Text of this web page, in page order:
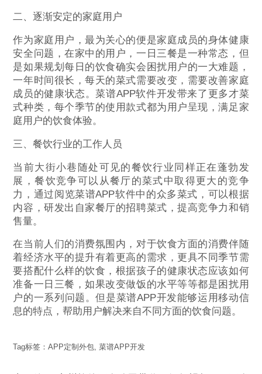
二、逐渐安定的家庭用户
作为家庭用户，最为关心的便是家庭成员的身体健康
安全问题，在家中的用户，一日三餐是一种常态，但
是如果规划每日的饮食确实会困扰用户的一大难题，
一年时间很长，每天的菜式需要改变，需要改善家庭
成员的健康状态。菜谱APP软件开发带来了更多才菜
式种类，每个季节的使用款式都为用户呈现，满足家
庭用户的饮食体验。
三、餐饮行业的工作人员
当前大街小巷随处可见的餐饮行业同样正在蓬勃发
展，餐饮竞争可以从餐厅的菜式中取得更大的竞争
力，通过阅览菜谱APP软件中的众多菜式，可以根据
内容，研发出自家餐厅的招聘菜式，提高竞争力和销
售量。
在当前人们的消费氛围内，对于饮食方面的消费伴随
着经济水平的提升有着更高的需求，更具不同季节需
要搭配什么样的饮食，根据孩子的健康状态应该如何
准备一日三餐，如果改变做饭的水平等等都是困扰用
户的一系列问题。但是菜谱APP开发能够运用移动信
息的特点，帮助用户解决来自不同方面的饮食问题。
Tag标签：APP定制外包 ,菜谱APP开发